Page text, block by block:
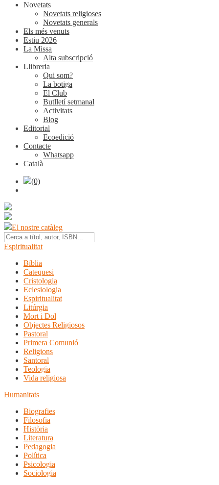
Novetats
Novetats religioses
Novetats generals
Els més venuts
Estiu 2026
La Missa
Alta subscripció
Llibreria
Qui som?
La botiga
El Club
Butlletí setmanal
Activitats
Blog
Editorial
Ecoedició
Contacte
Whatsapp
Català
(0)
El nostre catàleg
Espiritualitat
Bíblia
Catequesi
Cristologia
Eclesiologia
Espiritualitat
Litúrgia
Mort i Dol
Objectes Religiosos
Pastoral
Primera Comunió
Religions
Santoral
Teologia
Vida religiosa
Humanitats
Biografies
Filosofia
Història
Literatura
Pedagogia
Política
Psicologia
Sociologia